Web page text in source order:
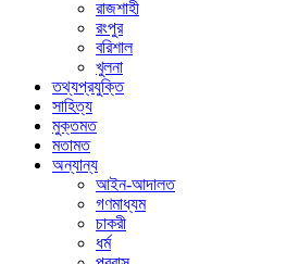
রাজশাহী
রংপুর
বরিশাল
খুলনা
তথ্যপ্রযুক্তি
সাহিত্য
মুক্তমত
মতামত
অন্যান্য
আইন-আদালত
গণমাধ্যম
চাকরী
ধর্ম